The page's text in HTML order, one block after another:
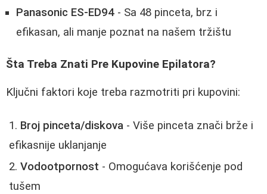
Panasonic ES-ED94 - Sa 48 pinceta, brz i
efikasan, ali manje poznat na našem tržištu
Šta Treba Znati Pre Kupovine Epilatora?
Ključni faktori koje treba razmotriti pri kupovini:
Broj pinceta/diskova - Više pinceta znači brže i
efikasnije uklanjanje
Vodootpornost - Omogućava korišćenje pod
tušem